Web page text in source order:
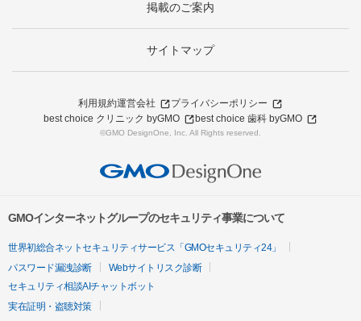
掲載のご案内
サイトマップ
利用規約運営会社
プライバシーポリシー
best choice クリニック byGMO
best choice 歯科 byGMO
©GMO DesignOne, Inc. All Rights reserved.
GMOインターネットグループのセキュリティ事業について
世界初総合ネットセキュリティサービス「GMOセキュリティ24」
パスワード漏洩診断
Webサイトリスク診断
セキュリティ相談AIチャットボット
実在証明・盗聴対策